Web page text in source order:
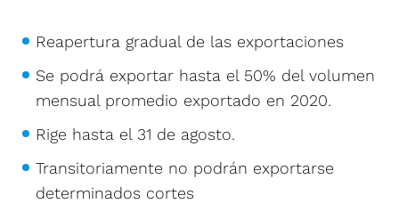
Reapertura gradual de las exportaciones
Se podrá exportar hasta el 50% del volumen
mensual promedio exportado en 2020.
Rige hasta el 31 de agosto.
Transitoriamente no podrán exportarse
determinados cortes